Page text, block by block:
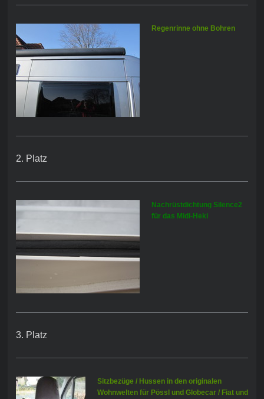
Regenrinne ohne Bohren
2. Platz
Nachrüstdichtung Silence2
für das Midi-Heki
3. Platz
Sitzbezüge / Hussen in den originalen
Wohnwelten für Pössl und Globecar / Fiat und